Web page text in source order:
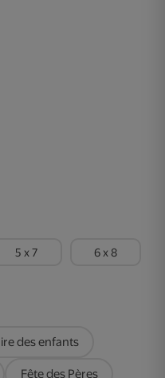
5 x 7 6 x 8
des enfants
Fête des Pères